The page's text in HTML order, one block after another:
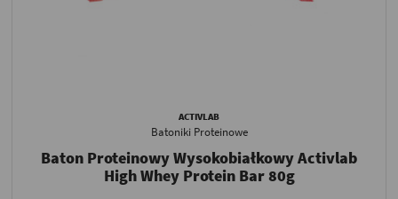
ACTIVLAB
Batoniki Proteinowe
Baton Proteinowy Wysokobiałkowy Activlab
High Whey Protein Bar 80g